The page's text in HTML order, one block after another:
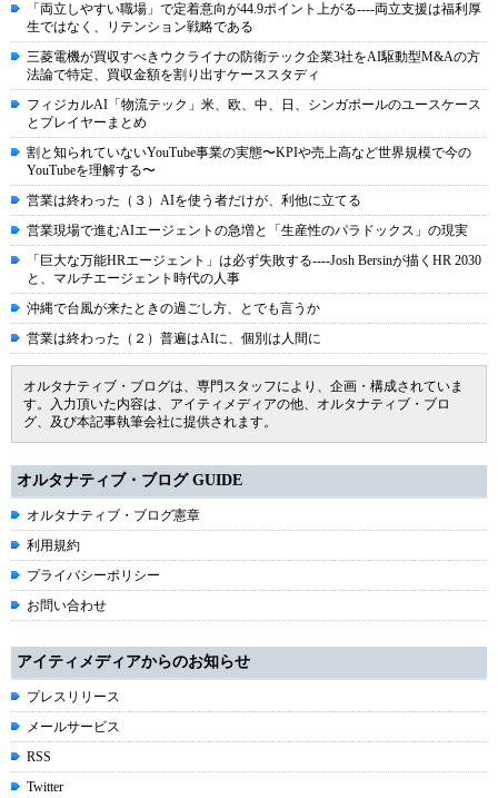
「両立しやすい職場」で定着意向が44.9ポイント上がる----両立支援は福利厚
生ではなく、リテンション戦略である
三菱電機が買収すべきウクライナの防衛テック企業3社をAI駆動型M&Aの方
法論で特定、買収金額を割り出すケーススタディ
フィジカルAI「物流テック」米、欧、中、日、シンガポールのユースケース
とプレイヤーまとめ
割と知られていないYouTube事業の実態〜KPIや売上高など世界規模で今の
YouTubeを理解する〜
営業は終わった（３）AIを使う者だけが、利他に立てる
営業現場で進むAIエージェントの急増と「生産性のパラドックス」の現実
「巨大な万能HRエージェント」は必ず失敗する----Josh Bersinが描くHR 2030
と、マルチエージェント時代の人事
沖縄で台風が来たときの過ごし方、とでも言うか
営業は終わった（２）普遍はAIに、個別は人間に
オルタナティブ・ブログは、専門スタッフにより、企画・構成されていま
す。入力頂いた内容は、アイティメディアの他、オルタナティブ・ブロ
グ、及び本記事執筆会社に提供されます。
オルタナティブ・ブログ GUIDE
オルタナティブ・ブログ憲章
利用規約
プライバシーポリシー
お問い合わせ
アイティメディアからのお知らせ
プレスリリース
メールサービス
RSS
Twitter